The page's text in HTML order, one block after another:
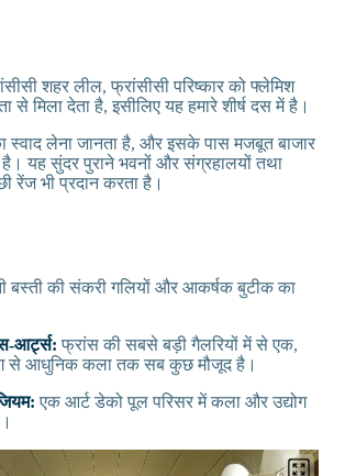
शहर लील, फ्रांसीसी परिष्कार को फ्लेमिश
मिला देता है, इसीलिए यह हमारे शीर्ष दस में है।
स्वाद लेना जानता है, और इसके पास मजबूत बाजार
है। यह सुंदर पुराने भवनों और संग्रहालयों तथा
रेंज भी प्रदान करता है।
बस्ती की संकरी गलियों और आकर्षक बुटीक का
आर्ट्स: फ्रांस की सबसे बड़ी गैलरियों में से एक,
से आधुनिक कला तक सब कुछ मौजूद है।
एक आर्ट डेको पूल परिसर में कला और उद्योग